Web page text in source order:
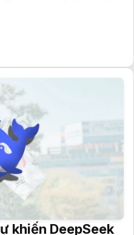
khiến DeepSeek